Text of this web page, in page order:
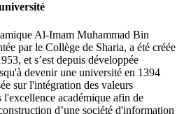
Al-Imam Muhammad Bin
par le Collège de Sharia, a été créée
et s’est depuis développée
devenir une université en 1394
sur l'intégration des valeurs
l'excellence académique afin de
d’une société d'information